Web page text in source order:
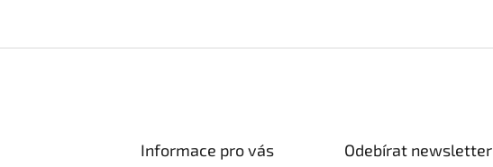
Informace pro vás Odebírat newsletter